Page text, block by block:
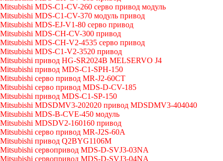
Mitsubishi MDS-C1-CV-260 серво привод модуль
Mitsubishi MDS-C1-CV-370 модуль привод
Mitsubishi MDS-EJ-V1-80 серво привод
Mitsubishi MDS-CH-CV-300 привод
Mitsubishi MDS-CH-V2-4535 серво привод
Mitsubishi MDS-C1-V2-3520 привод
Mitsubishi привод HG-SR2024B MELSERVO J4
Mitsubishi привод MDS-C1-SPH-150
Mitsubishi серво привод MR-J2-60CT
Mitsubishi серво привод MDS-D-CV-185
Mitsubishi привод MDS-C1-SP-150
Mitsubishi MDSDMV3-202020 привод MDSDMV3-404040
Mitsubishi MDS-B-CVE-450 модуль
Mitsubishi MDSDV2-160160 привод
Mitsubishi серво привод MR-J2S-60A
Mitsubishi привод Q2BYG1106M
Mitsubishi сервопривод MDS-D-SVJ3-03NA
Mitsubishi сервопривод MDS-D-SVJ3-04NA